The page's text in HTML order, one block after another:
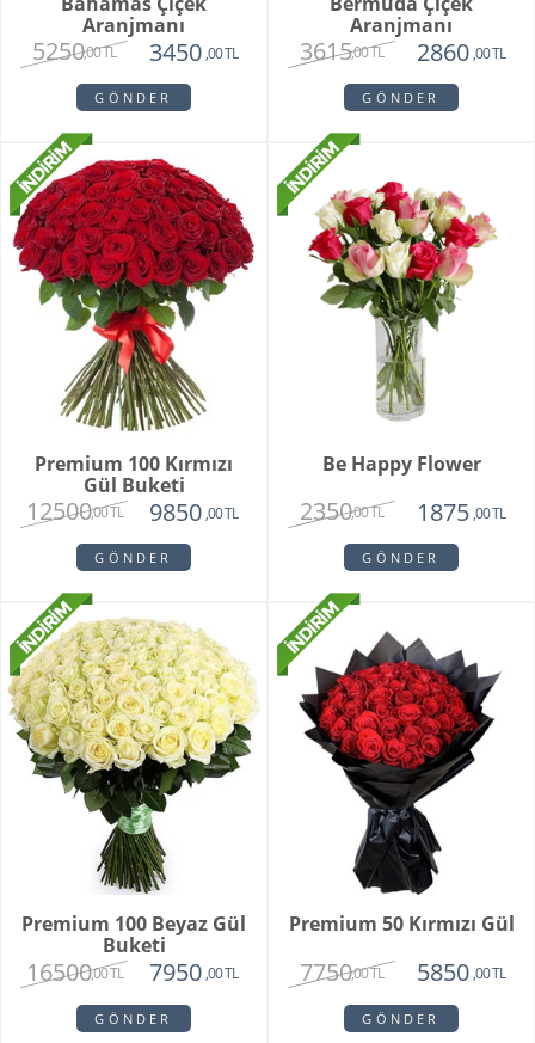
Aranjmanı
5250,00 TL 3450 ,00 TL
GÖNDER
Aranjmanı
3615,00 TL 2860 ,00 TL
GÖNDER
Premium 100 Kırmızı
Gül Buketi
12500,00 TL 9850 ,00 TL
GÖNDER
Be Happy Flower
2350,00 TL 1875 ,00 TL
GÖNDER
Premium 100 Beyaz Gül
Buketi
16500,00 TL 7950 ,00 TL
GÖNDER
Premium 50 Kırmızı Gül
7750,00 TL 5850 ,00 TL
GÖNDER